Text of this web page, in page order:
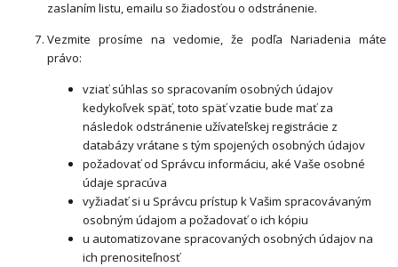
zaslaním listu, emailu so žiadosťou o odstránenie.
Vezmite prosíme na vedomie, že podľa Nariadenia máte
právo:
vziať súhlas so spracovaním osobných údajov
kedykoľvek späť, toto späť vzatie bude mať za
následok odstránenie užívateľskej registrácie z
databázy vrátane s tým spojených osobných údajov
požadovať od Správcu informáciu, aké Vaše osobné
údaje spracúva
vyžiadať si u Správcu prístup k Vašim spracovávaným
osobným údajom a požadovať o ich kópiu
u automatizovane spracovaných osobných údajov na
ich prenositeľnosť